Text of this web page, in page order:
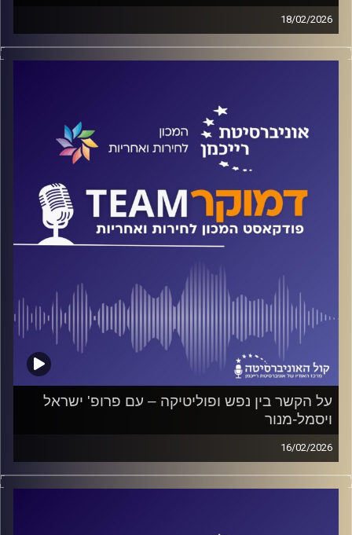
18/02/2026
פודקאסט המכון לחירות ואחריות באוניברסיטת רייכמן
על מקורות הליברליזם, על היחסים בין הליברליזם לדמוקרטיה,
קרדיט תמונות:המכון לחירות ואחריות
על הקשר בין נפש ופוליטיקה – עם פרופ' ישראל
ויסמל-מנור
16/02/2026
פודקאסט המכון לחירות ואחריות באוניברסיטת רייכמן
כיצד משפיע הלחץ על ההתנהגות הפוליטית שלנו והאם הוא